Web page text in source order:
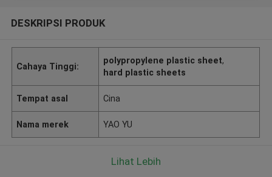
DESKRIPSI PRODUK
Cahaya Tinggi:
polypropylene plastic sheet,
hard plastic sheets
Tempat asal Cina
Nama merek YAO YU
Lihat Lebih